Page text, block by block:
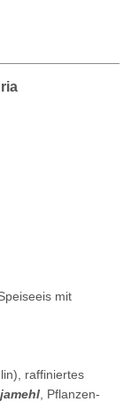
mit
raffiniertes
, Pflanzen-